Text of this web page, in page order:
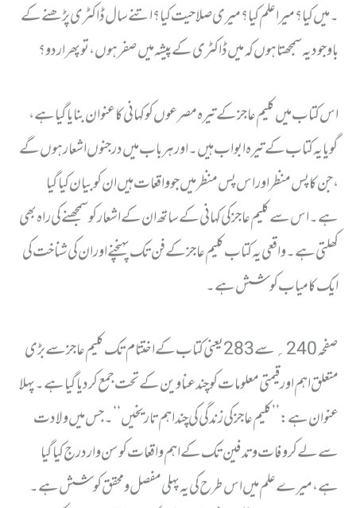
۔ میں کیا ؟ میرا علم کیا ؟ میری صلاحیت کیا؟ اتنے سال ڈاکٹری پڑھنے کے
باوجود یہ سمجھتا ہوں کہ میں ڈاکٹری کے پیشہ میں صفر ہوں ، تو پھراردو؟
اس کتاب میں کلیم عاجز کے تیرہ مصرعوں کو کہانی کا عنوان بنایا گیا ہے،
گویا یہ کتاب کے تیرہ ابواب ہیں ۔ اور ہرباب میں درجنوں اشعار ہوں گے
، جن کا پس منظر اور اس پس منظر میں جو واقعات ہیں ان کو بیان کیا گیا
ہے۔ اس سے کلیم عاجز کی کہانی کے ساتھ ان کے اشعار کو سمجھنے کی راہ بھی
کھلتی ہے۔ واقعی یہ کتاب کلیم عاجز کے فن تک پہنچنے اور ان کی شناخت کی
ایک کامیاب کوشش ہے ۔
صفحہ 240؍ سے 283یعنی کتاب کے اختتام تک کلیم عاجز سے بڑی
متعلق اہم اور قیمتی معلومات کو چند عناوین کے تحت جمع کردیا گیا ہے ۔ پہلا
عنوان ہے: ’’ کلیم عاجز کی زندگی کی چند اہم تاریخیں‘‘ ۔ جس میں ولادت
سے لے کر وفات وتدفین تک کے اہم واقعات کو سن وار درج کیا گیا
ہے، میرے علم میں اس طرح کی یہ پہلی مفصل ومحقق کوشش ہے۔